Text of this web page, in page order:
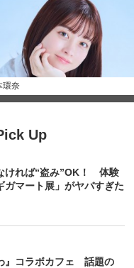
環奈
Up
ければ“盗み”OK！ 体験
ガマート展」がヤバすぎた
』コラボカフェ 話題の